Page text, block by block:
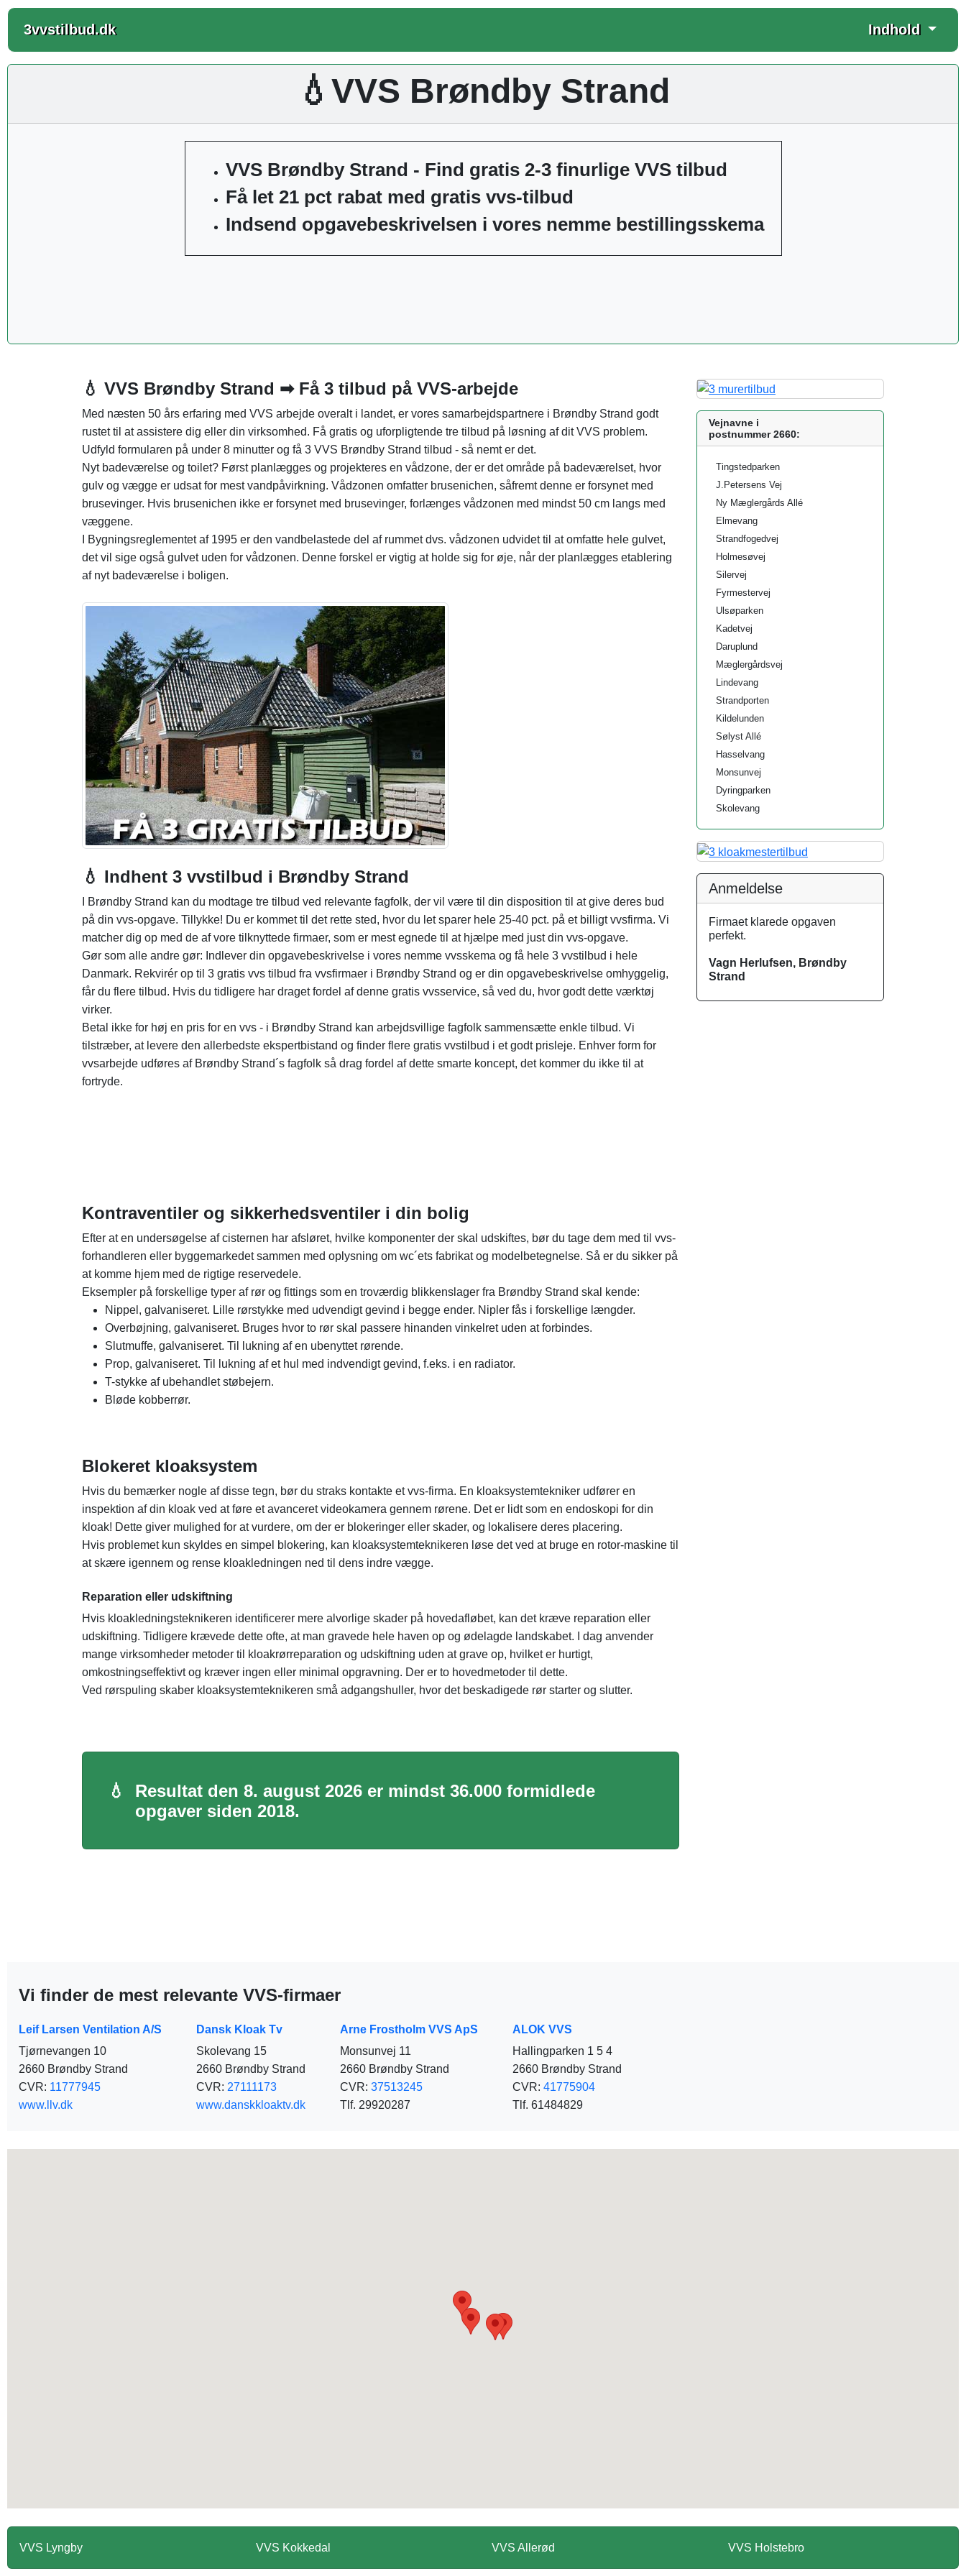
3vvstilbud.dk Indhold
💧VVS Brøndby Strand
VVS Brøndby Strand - Find gratis 2-3 finurlige VVS tilbud
Få let 21 pct rabat med gratis vvs-tilbud
Indsend opgavebeskrivelsen i vores nemme bestillingsskema
💧 VVS Brøndby Strand ➡ Få 3 tilbud på VVS-arbejde
Med næsten 50 års erfaring med VVS arbejde overalt i landet, er vores samarbejdspartnere i Brøndby Strand godt
rustet til at assistere dig eller din virksomhed. Få gratis og uforpligtende tre tilbud på løsning af dit VVS problem.
Udfyld formularen på under 8 minutter og få 3 VVS Brøndby Strand tilbud - så nemt er det.
Nyt badeværelse og toilet? Først planlægges og projekteres en vådzone, der er det område på badeværelset, hvor
gulv og vægge er udsat for mest vandpåvirkning. Vådzonen omfatter brusenichen, såfremt denne er forsynet med
brusevinger. Hvis brusenichen ikke er forsynet med brusevinger, forlænges vådzonen med mindst 50 cm langs med
væggene.
I Bygningsreglementet af 1995 er den vandbelastede del af rummet dvs. vådzonen udvidet til at omfatte hele gulvet,
det vil sige også gulvet uden for vådzonen. Denne forskel er vigtig at holde sig for øje, når der planlægges etablering
af nyt badeværelse i boligen.
💧 Indhent 3 vvstilbud i Brøndby Strand
I Brøndby Strand kan du modtage tre tilbud ved relevante fagfolk, der vil være til din disposition til at give deres bud
på din vvs-opgave. Tillykke! Du er kommet til det rette sted, hvor du let sparer hele 25-40 pct. på et billigt vvsfirma. Vi
matcher dig op med de af vore tilknyttede firmaer, som er mest egnede til at hjælpe med just din vvs-opgave.
Gør som alle andre gør: Indlever din opgavebeskrivelse i vores nemme vvsskema og få hele 3 vvstilbud i hele
Danmark. Rekvirér op til 3 gratis vvs tilbud fra vvsfirmaer i Brøndby Strand og er din opgavebeskrivelse omhyggelig,
får du flere tilbud. Hvis du tidligere har draget fordel af denne gratis vvsservice, så ved du, hvor godt dette værktøj
virker.
Betal ikke for høj en pris for en vvs - i Brøndby Strand kan arbejdsvillige fagfolk sammensætte enkle tilbud. Vi
tilstræber, at levere den allerbedste ekspertbistand og finder flere gratis vvstilbud i et godt prisleje. Enhver form for
vvsarbejde udføres af Brøndby Strand´s fagfolk så drag fordel af dette smarte koncept, det kommer du ikke til at
fortryde.
Kontraventiler og sikkerhedsventiler i din bolig
Efter at en undersøgelse af cisternen har afsløret, hvilke komponenter der skal udskiftes, bør du tage dem med til vvs-
forhandleren eller byggemarkedet sammen med oplysning om wc´ets fabrikat og modelbetegnelse. Så er du sikker på
at komme hjem med de rigtige reservedele.
Eksempler på forskellige typer af rør og fittings som en troværdig blikkenslager fra Brøndby Strand skal kende:
Nippel, galvaniseret. Lille rørstykke med udvendigt gevind i begge ender. Nipler fås i forskellige længder.
Overbøjning, galvaniseret. Bruges hvor to rør skal passere hinanden vinkelret uden at forbindes.
Slutmuffe, galvaniseret. Til lukning af en ubenyttet rørende.
Prop, galvaniseret. Til lukning af et hul med indvendigt gevind, f.eks. i en radiator.
T-stykke af ubehandlet støbejern.
Bløde kobberrør.
Blokeret kloaksystem
Hvis du bemærker nogle af disse tegn, bør du straks kontakte et vvs-firma. En kloaksystemtekniker udfører en
inspektion af din kloak ved at føre et avanceret videokamera gennem rørene. Det er lidt som en endoskopi for din
kloak! Dette giver mulighed for at vurdere, om der er blokeringer eller skader, og lokalisere deres placering.
Hvis problemet kun skyldes en simpel blokering, kan kloaksystemteknikeren løse det ved at bruge en rotor-maskine til
at skære igennem og rense kloakledningen ned til dens indre vægge.
Reparation eller udskiftning
Hvis kloakledningsteknikeren identificerer mere alvorlige skader på hovedafløbet, kan det kræve reparation eller
udskiftning. Tidligere krævede dette ofte, at man gravede hele haven op og ødelagde landskabet. I dag anvender
mange virksomheder metoder til kloakrørreparation og udskiftning uden at grave op, hvilket er hurtigt,
omkostningseffektivt og kræver ingen eller minimal opgravning. Der er to hovedmetoder til dette.
Ved rørspuling skaber kloaksystemteknikeren små adgangshuller, hvor det beskadigede rør starter og slutter.
💧 Resultat den 8. august 2026 er mindst 36.000 formidlede
opgaver siden 2018.
Vejnavne i
postnummer 2660:
Tingstedparken
J.Petersens Vej
Ny Mæglergårds Allé
Elmevang
Strandfogedvej
Holmesøvej
Silervej
Fyrmestervej
Ulsøparken
Kadetvej
Daruplund
Mæglergårdsvej
Lindevang
Strandporten
Kildelunden
Sølyst Allé
Hasselvang
Monsunvej
Dyringparken
Skolevang
Anmeldelse
Firmaet klarede opgaven
perfekt.
Vagn Herlufsen, Brøndby
Strand
Vi finder de mest relevante VVS-firmaer
Leif Larsen Ventilation A/S
Tjørnevangen 10
2660 Brøndby Strand
CVR: 11777945
www.llv.dk
Dansk Kloak Tv
Skolevang 15
2660 Brøndby Strand
CVR: 27111173
www.danskkloaktv.dk
Arne Frostholm VVS ApS
Monsunvej 11
2660 Brøndby Strand
CVR: 37513245
Tlf. 29920287
ALOK VVS
Hallingparken 1 5 4
2660 Brøndby Strand
CVR: 41775904
Tlf. 61484829
VVS Lyngby VVS Kokkedal VVS Allerød VVS Holstebro